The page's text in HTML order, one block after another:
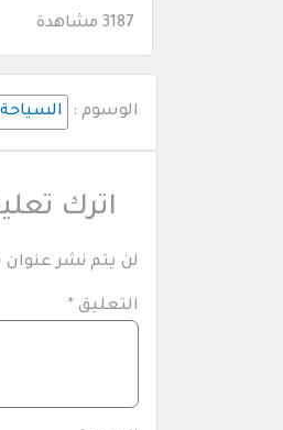
3187 مشاهدة
الوسوم : السياحة
اترك
لن يتم نشر عنوان
التعليق *